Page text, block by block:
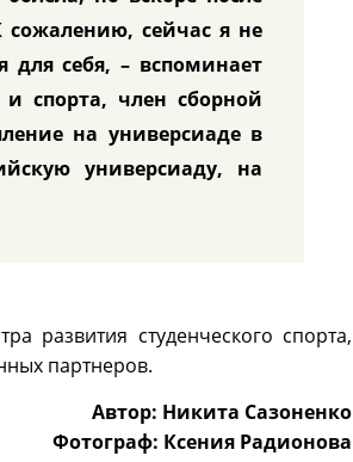
сейчас я не
себя, – вспоминает
и спорта, член сборной
на универсиаде в
универсиаду, на
развития студенческого спорта,
партнеров.
Автор: Никита Сазоненко
Фотограф: Ксения Радионова